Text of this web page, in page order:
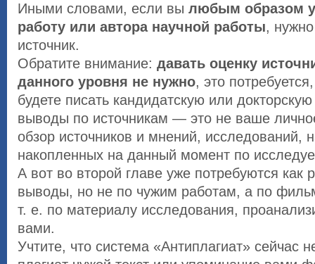
Иными словами, если вы любым образом
работу или автора научной работы,
источник.
Обратите внимание: давать оценку
данного уровня не нужно, это
будете писать кандидатскую или
выводы по источникам — это не ваше
обзор источников и мнений, исследований,
накопленных на данный момент по
А вот во второй главе уже потребуются как
выводы, но не по чужим работам, а по
т. е. по материалу исследования,
вами.
Учтите, что система «Антиплагиат» сейчас